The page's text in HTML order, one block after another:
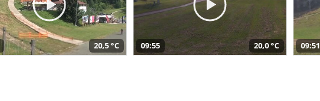
20,5 °C 09:55 20,0 °C 09:51